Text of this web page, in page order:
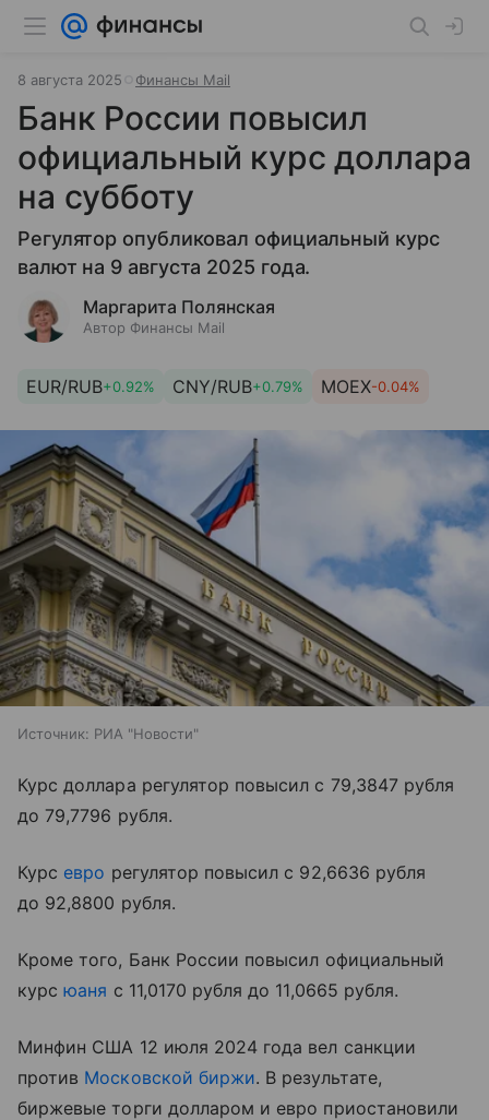
8 августа 2025 Финансы Mail
Банк России повысил
официальный курс доллара
на субботу
Регулятор опубликовал официальный курс
валют на 9 августа 2025 года.
Маргарита Полянская
Автор Финансы Mail
EUR/RUB+0.92% CNY/RUB+0.79% MOEX-0.04%
Источник: РИА "Новости"
Курс доллара регулятор повысил с 79,3847 рубля
до 79,7796 рубля.
Курс евро регулятор повысил с 92,6636 рубля
до 92,8800 рубля.
Кроме того, Банк России повысил официальный
курсюаня с 11,0170 рубля до 11,0665 рубля.
Минфин США 12 июля 2024 года вел санкции
против Московской биржи. В результате,
биржевые торги долларом и евро приостановили